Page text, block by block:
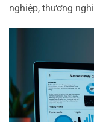
nghiệp, thương